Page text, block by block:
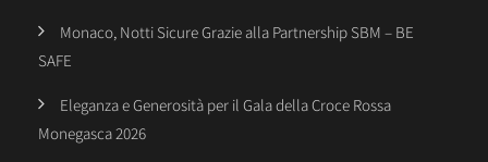
Monaco, Notti Sicure Grazie alla Partnership SBM – BE
SAFE
Eleganza e Generosità per il Gala della Croce Rossa
Monegasca 2026